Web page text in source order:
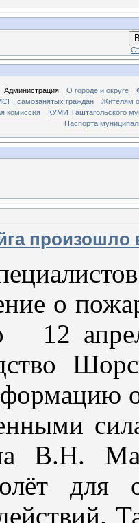
Администрация О городе и округе
самозанятых граждан
Жителям
комиссия
КУМИ Таштагольского
Паспорта
произошло
о
12
В.Н.